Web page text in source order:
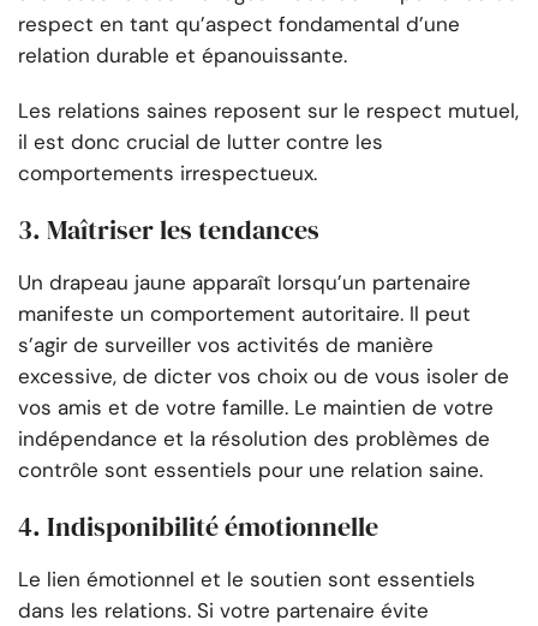
respect en tant qu’aspect fondamental d’une
relation durable et épanouissante.
Les relations saines reposent sur le respect mutuel,
il est donc crucial de lutter contre les
comportements irrespectueux.
3. Maîtriser les tendances
Un drapeau jaune apparaît lorsqu’un partenaire
manifeste un comportement autoritaire. Il peut
s’agir de surveiller vos activités de manière
excessive, de dicter vos choix ou de vous isoler de
vos amis et de votre famille. Le maintien de votre
indépendance et la résolution des problèmes de
contrôle sont essentiels pour une relation saine.
4. Indisponibilité émotionnelle
Le lien émotionnel et le soutien sont essentiels
dans les relations. Si votre partenaire évite